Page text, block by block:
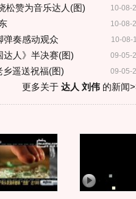
10-08-
松赞为音乐达人(图)
10-08-
10-08-
弹奏感动观众
09-05-
达人》半决赛(图)
09-05-
遥送祝福(图)
更多关于 达人 刘伟的新闻